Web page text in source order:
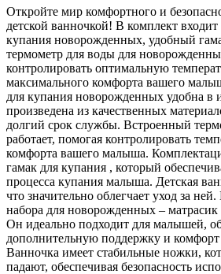
Откройте мир комфортного и
детской ванночкой! В комплект
купания новорожденных, удобный
термометр для воды для
контролировать оптимальную
максимального комфорта вашего
для купания новорожденных удобна в
произведена из качественных
долгий срок службы. Встроенный
работает, помогая контролировать
комфорта вашего малыша.
гамак для купания , который
процесса купания малыша. Детская
что значительно облегчает уход за
набора для новорожденных – матрасик
Он идеально подходит для малышей,
дополнительную поддержку и
Ванночка имеет стабильные ножки,
падают, обеспечивая безопасность